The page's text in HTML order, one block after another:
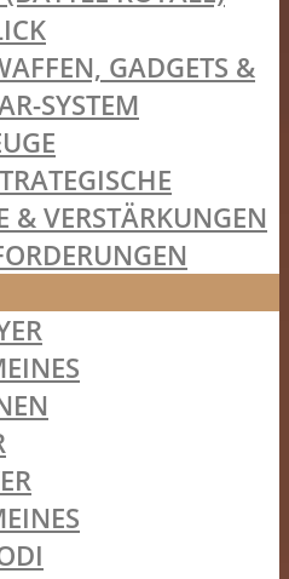
GADGETS &
SYSTEM
& VERSTÄRKUNGEN